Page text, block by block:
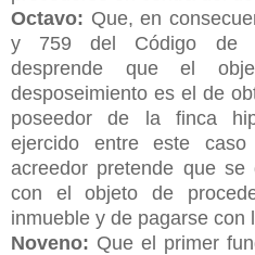
Octavo: Que, en
y 759 del Código de
desprende que el
desposeimiento es el de
poseedor de la finca
ejercido entre este
acreedor pretende que se
con el objeto de
inmueble y de pagarse con
Noveno: Que el primer